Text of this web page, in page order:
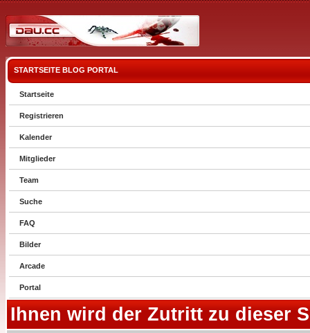
STARTSEITE BLOG PORTAL
Startseite
Registrieren
Kalender
Mitglieder
Team
Suche
FAQ
Bilder
Arcade
Portal
Ihnen wird der Zutritt zu dieser